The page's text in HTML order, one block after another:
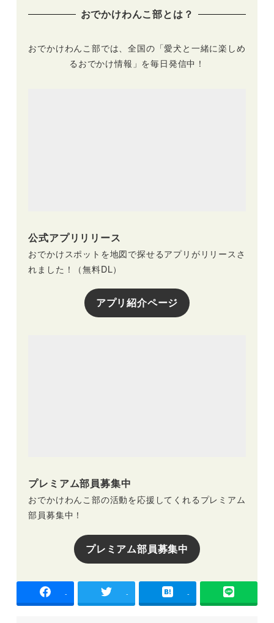
｜1月21日（土）～おでかけわんこ部とは？
おでかけわんこ部では、全国の「愛犬と一緒に楽しめ
るおでかけ情報」を毎日発信中！
公式アプリリリース
おでかけスポットを地図で探せるアプリがリリースさ
れました！（無料DL）
アプリ紹介ページ
プレミアム部員募集中
おでかけわんこ部の活動を応援してくれるプレミアム
部員募集中！
プレミアム部員募集中
- - -